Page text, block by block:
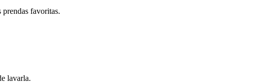
favoritas.
lavarla.